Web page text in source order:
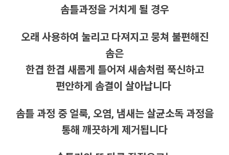
솜틀과정을 거치게 될 경우
오래 사용하여 눌리고 다져지고 뭉쳐 불편해진
솜은
한겹 한겹 새롭게 틀어져 새솜처럼 푹신하고
편안하게 솜결이 살아납니다
솜틀 과정 중 얼룩, 오염, 냄새는 살균소독 과정을
통해 깨끗하게 제거됩니다